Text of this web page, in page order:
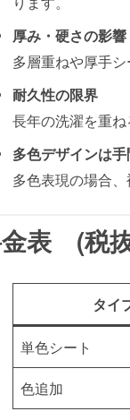
厚み・硬さの影響
多層重ねや厚手
耐久性の限界
長年の洗濯を重
多色デザインは
多色表現の場合
表 (税
タイ
単色シート
色追加